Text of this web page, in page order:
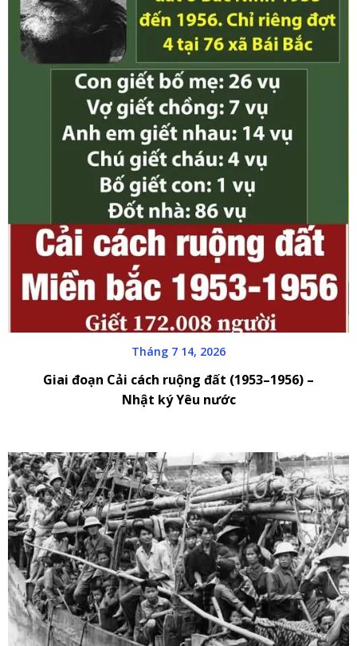
Tháng 7 14, 2026
Giai đoạn Cải cách ruộng đất (1953–1956) –
Nhật ký Yêu nước